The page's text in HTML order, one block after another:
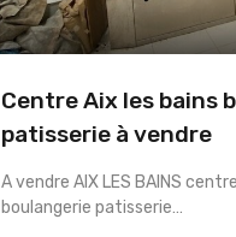
Centre Aix les bains
patisserie à vendre
A vendre AIX LES BAINS
boulangerie patisserie…